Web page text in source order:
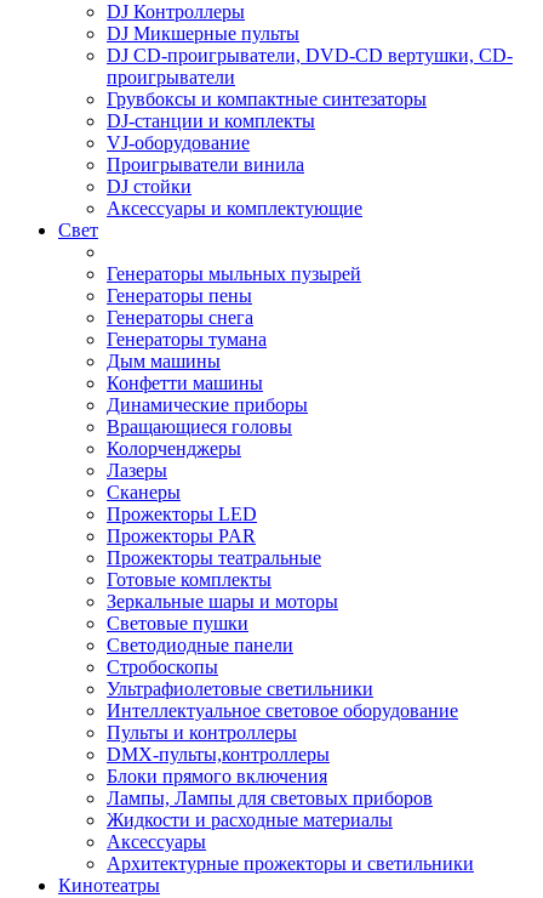
DJ Контроллеры
DJ Микшерные пульты
DJ CD-проигрыватели, DVD-CD вертушки, CD-
проигрыватели
Грувбоксы и компактные синтезаторы
DJ-станции и комплекты
VJ-оборудование
Проигрыватели винила
DJ стойки
Аксессуары и комплектующие
Свет
Генераторы мыльных пузырей
Генераторы пены
Генераторы снега
Генераторы тумана
Дым машины
Конфетти машины
Динамические приборы
Вращающиеся головы
Колорченджеры
Лазеры
Сканеры
Прожекторы LED
Прожекторы PAR
Прожекторы театральные
Готовые комплекты
Зеркальные шары и моторы
Световые пушки
Светодиодные панели
Стробоскопы
Ультрафиолетовые светильники
Интеллектуальное световое оборудование
Пульты и контроллеры
DMX-пульты,контроллеры
Блоки прямого включения
Лампы, Лампы для световых приборов
Жидкости и расходные материалы
Аксессуары
Архитектурные прожекторы и светильники
Кинотеатры